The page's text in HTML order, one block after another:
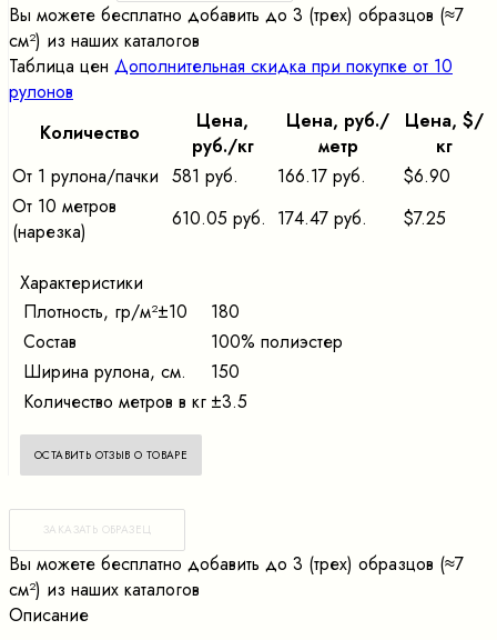
Вы можете бесплатно добавить до 3 (трех) образцов (≈7
cм²) из наших каталогов
Таблица цен Дополнительная скидка при покупке от 10
рулонов
Количество
Цена,
pуб./кг
Цена, pуб./
метр
Цена, $/
кг
От 1 рулона/пачки 581 руб. 166.17 руб.
$6.90
От 10 метров
(нарезка)
610.05 руб. 174.47 руб. $7.25
Характеристики
Плотность, гр/м²±10
180
Состав
100% полиэстер
Ширина рулона, см.
150
Количество метров в кг ±3.5
ОСТАВИТЬ ОТЗЫВ О ТОВАРЕ
ЗАКАЗАТЬ ОБРАЗЕЦ
Вы можете бесплатно добавить до 3 (трех) образцов (≈7
cм²) из наших каталогов
Описание